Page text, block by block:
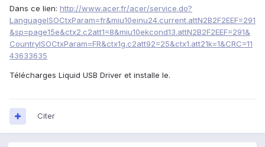
Dans ce lien: http://www.acer.fr/acer/service.do?
LanguageISOCtxParam=fr&miu10einu24.current.attN2B2F2EEF=291
&sp=page15e&ctx2.c2att1=8&miu10ekcond13.attN2B2F2EEF=291&
CountryISOCtxParam=FR&ctx1g.c2att92=25&ctx1.att21k=1&CRC=11
43633635
Télécharges Liquid USB Driver et installe le.
Citer